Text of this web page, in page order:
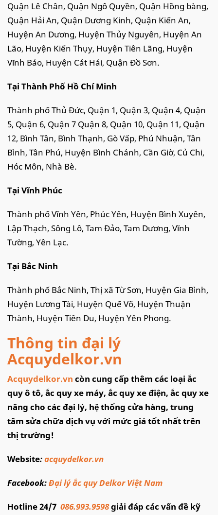
Quận Lê Chân, Quận Ngô Quyền, Quận Hồng bàng,
Quận Hải An, Quận Dương Kinh, Quận Kiến An,
Huyện An Dương, Huyện Thủy Nguyên, Huyện An
Lão, Huyện Kiến Thụy, Huyện Tiên Lãng, Huyện
Vĩnh Bảo, Huyện Cát Hải, Quận Đồ Sơn.
Tại Thành Phố Hồ Chí Minh
Thành phố Thủ Đức, Quận 1, Quận 3, Quận 4, Quận
5, Quận 6, Quận 7 Quận 8, Quận 10, Quận 11, Quận
12, Bình Tân, Bình Thạnh, Gò Vấp, Phú Nhuận, Tân
Bình, Tân Phú, Huyện Bình Chánh, Cần Giờ, Củ Chi,
Hóc Môn, Nhà Bè.
Tại Vĩnh Phúc
Thành phố Vĩnh Yên, Phúc Yên, Huyện Bình Xuyên,
Lập Thạch, Sông Lô, Tam Đảo, Tam Dương, Vĩnh
Tường, Yên Lạc.
Tại Bắc Ninh
Thành phố Bắc Ninh, Thị xã Từ Sơn, Huyện Gia Bình,
Huyện Lương Tài, Huyện Quế Võ, Huyện Thuận
Thành, Huyện Tiên Du, Huyện Yên Phong.
Thông tin đại lý
Acquydelkor.vn
Acquydelkor.vn còn cung cấp thêm các loại ắc
quy ô tô, ắc quy xe máy, ắc quy xe điện, ắc quy xe
nâng cho các đại lý, hệ thống cửa hàng, trung
tâm sửa chữa dịch vụ với mức giá tốt nhất trên
thị trường!
Website:acquydelkor.vn
Facebook:Đại lý ắc quy Delkor Việt Nam
Hotline 24/7 086.993.9598giải đáp các vấn đề kỹ